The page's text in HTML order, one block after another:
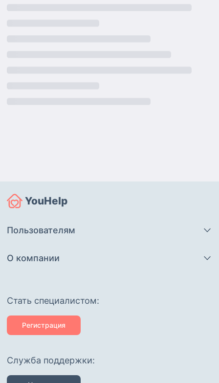
YouHelp
Пользователям
О компании
Cтать специалистом:
Регистрация
Служба поддержки: